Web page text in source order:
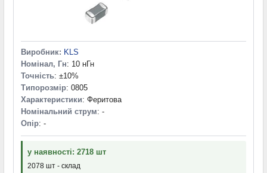
Виробник: KLS
Номінал, Гн: 10 нГн
Точність: ±10%
Типорозмір: 0805
Характеристики: Феритова
Номінальний струм: -
Опір: -
у наявності: 2718 шт
2078 шт - склад